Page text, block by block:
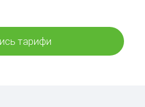
тарифи